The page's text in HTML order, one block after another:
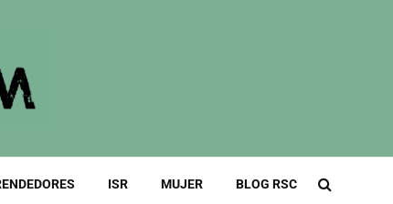
ISR MUJER BLOG RSC